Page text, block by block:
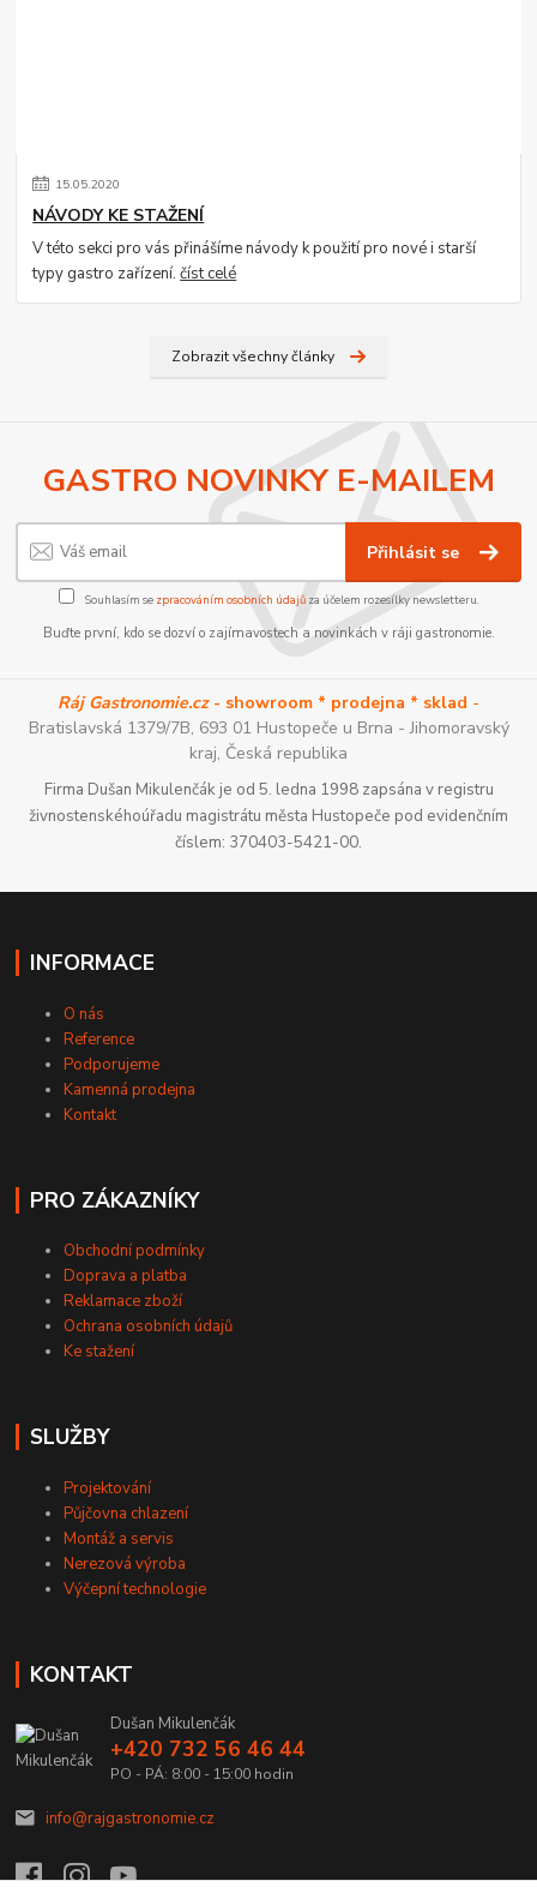
15.05.2020
NÁVODY KE STAŽENÍ
V této sekci pro vás přinášíme návody k použití pro nové i starší
typy gastro zařízení.číst celé
Zobrazit všechny články
GASTRO NOVINKY E-MAILEM
Přihlásit se
Souhlasím se zpracováním osobních údajůza účelem rozesílky newsletteru.
Buďte první, kdo se dozví o zajímavostech a novinkách v ráji gastronomie.
Ráj Gastronomie.cz- showroom * prodejna * sklad -
Bratislavská 1379/7B, 693 01 Hustopeče u Brna - Jihomoravský
kraj, Česká republika
Firma Dušan Mikulenčák je od 5. ledna 1998 zapsána v registru
živnostenskéhoúřadu magistrátu města Hustopeče pod evidenčním
číslem: 370403-5421-00.
INFORMACE
O nás
Reference
Podporujeme
Kamenná prodejna
Kontakt
PRO ZÁKAZNÍKY
Obchodní podmínky
Doprava a platba
Reklamace zboží
Ochrana osobních údajů
Ke stažení
SLUŽBY
Projektování
Půjčovna chlazení
Montáž a servis
Nerezová výroba
Výčepní technologie
KONTAKT
Dušan Mikulenčák
+420 732 56 46 44
PO - PÁ: 8:00 - 15:00 hodin
info@rajgastronomie.cz